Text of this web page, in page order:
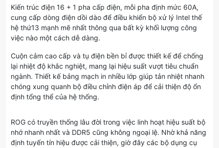
Kiến trúc điện 16 + 1 pha cấp điện, mỗi pha định mức 60A,
cung cấp dòng điện dồi dào để điều khiển bộ xử lý Intel thế
hệ thứ13 mạnh mẽ nhất thông qua bất kỳ khối lượng công
việc nào một cách dễ dàng.
Cuộn cảm cao cấp và tụ điện bền bỉ được thiết kế để chống
lại nhiệt độ khắc nghiệt, mang lại hiệu suất vượt tiêu chuẩn
ngành. Thiết kế bảng mạch in nhiều lớp giúp tản nhiệt nhanh
chóng xung quanh bộ điều chỉnh điện áp để cải thiện độ ổn
định tổng thể của hệ thống.
ROG có truyền thống lâu đời trong việc linh hoạt hiệu suất bộ
nhớ nhanh nhất và DDR5 cũng không ngoại lệ. Nhờ khả năng
định tuyến tín hiệu được cải thiện, giờ đây các bộ dụng cụ